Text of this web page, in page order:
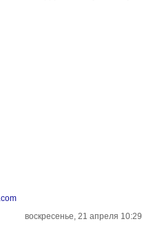
воскресенье, 21 апреля